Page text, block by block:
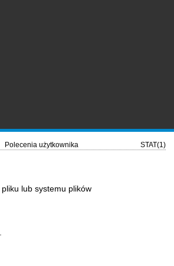
Polecenia użytkownika STAT(1)
lub systemu plików